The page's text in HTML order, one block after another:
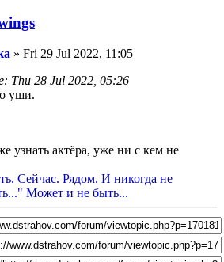
» Fri 29 Jul 2022, 11:05
Thu 28 Jul 2022, 05:26
уши.
узнать актёра, уже ни с кем не
Сейчас. Рядом. И никогда не
Может и не быть...